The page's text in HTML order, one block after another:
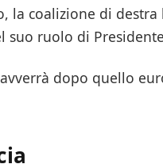
la coalizione di destra
suo ruolo di
dopo quello